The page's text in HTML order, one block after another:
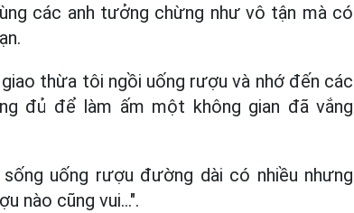
các anh tưởng chừng như vô tận mà có
thừa tôi ngồi uống rượu và nhớ đến các
đủ để làm ấm một không gian đã vắng
uống rượu đường dài có nhiều nhưng
nào cũng vui...".